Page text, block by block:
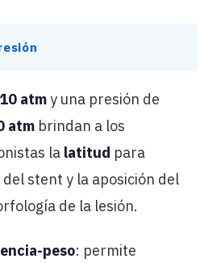
10 atmy una presión de
atm brindan a los
la latitud para
stent y la aposición del
de la lesión.
peso: permite